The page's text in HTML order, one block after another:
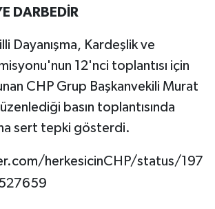
DARBEDİR
Dayanışma, Kardeşlik ve
12'nci toplantısı için
CHP Grup Başkanvekili Murat
basın toplantısında
sert tepki gösterdi.
herkesicinCHP/status/197